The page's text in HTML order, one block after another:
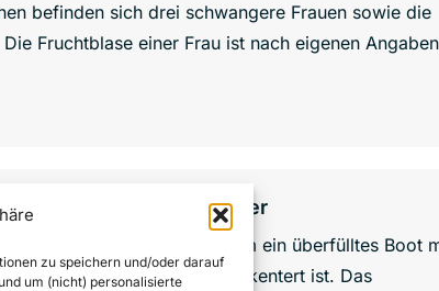
zu speichern und/oder darauf
um (nicht) personalisierte
befinden sich drei schwangere Frauen sowie die
Fruchtblase einer Frau ist nach eigenen
Hilfeleistung im Mittelmeer
weiterhin vermisst, nachdem ein überfülltes Boot
Juli 2025 im Mittelmeer gekentert ist. Das